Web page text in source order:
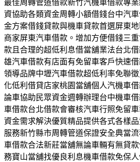
最佳周轉管道借款新竹汽機車借款專
資協助各類資金周轉小額借錢台中汽
金方案借錢貸款與機車貸款首選屏東
商家屏東汽車借款。增加方便借錢三
款且合理的超低利息借當舖業法台北
雄汽車借款有店面有免留車客戶快速
領導品牌中壢汽車借款超低利率免聯
化低利借貸店家桃園當舖個人汽機車
論車協助民眾資金週轉辦理台中機車
車借款台北借款會審核汽車行照免留
資金需求解決優質精品提供各式各樣
服務新竹縣市周轉管道保證安全典當
車借款合法新莊當舖無論車輛有無貸
務寶山當舖找優良利息機車借款免保